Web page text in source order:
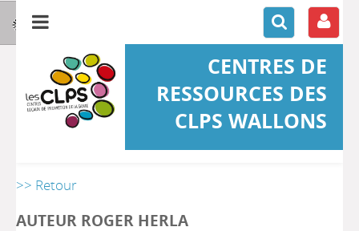
CENTRES DE
RESSOURCES DES
CLPS WALLONS
>> Retour
AUTEUR ROGER HERLA